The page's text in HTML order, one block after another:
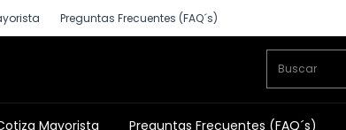
Preguntas Frecuentes (FAQ´s)
Mayorista Preguntas Frecuentes (FAQ´s)